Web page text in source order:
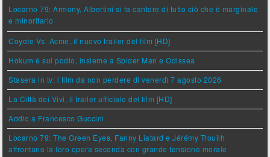
Locarno 79: Armony, Albertini si fa cantore di tutto ciò che è marginale
e minoritario
Coyote Vs. Acme, il nuovo trailer del film [HD]
Hokum è sul podio, insieme a Spider Man e Odissea
Stasera in tv: i film da non perdere di venerdì 7 agosto 2026
La Città dei Vivi, il trailer ufficiale del film [HD]
Addio a Francesco Guccini
Locarno 79: The Green Eyes, Fanny Liatard e Jérémy Trouilh
affrontano la loro opera seconda con grande tensione morale